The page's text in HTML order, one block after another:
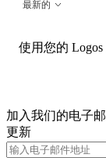
最新的
使用您的
加入我们的电子
更新